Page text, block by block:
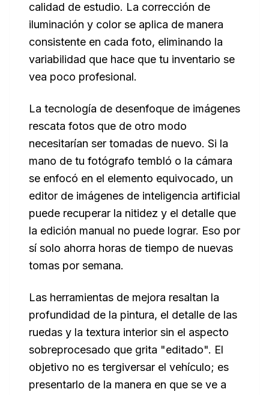
calidad de estudio. La corrección de
iluminación y color se aplica de manera
consistente en cada foto, eliminando la
variabilidad que hace que tu inventario se
vea poco profesional.
La tecnología de desenfoque de imágenes
rescata fotos que de otro modo
necesitarían ser tomadas de nuevo. Si la
mano de tu fotógrafo tembló o la cámara
se enfocó en el elemento equivocado, un
editor de imágenes de inteligencia artificial
puede recuperar la nitidez y el detalle que
la edición manual no puede lograr. Eso por
sí solo ahorra horas de tiempo de nuevas
tomas por semana.
Las herramientas de mejora resaltan la
profundidad de la pintura, el detalle de las
ruedas y la textura interior sin el aspecto
sobreprocesado que grita "editado". El
objetivo no es tergiversar el vehículo; es
presentarlo de la manera en que se ve a